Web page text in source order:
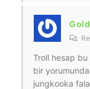
Troll hesap
bir
jungkooka